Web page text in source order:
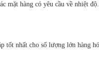
hàng có yêu cầu về nhiệt
tốt nhất cho số lượng lớn hàng